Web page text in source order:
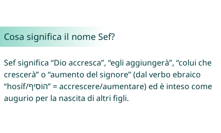
Cosa significa il nome Sef?
Sef significa “Dio accresca”, “egli aggiungerà”, “colui che
crescerà” o “aumento del signore” (dal verbo ebraico
“hosíf/הוֹסִיף” = accrescere/aumentare) ed è inteso come
augurio per la nascita di altri figli.